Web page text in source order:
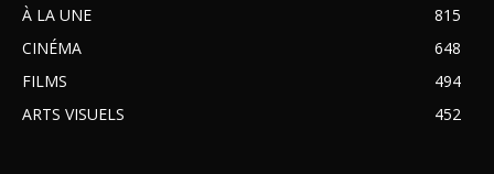
À LA UNE
815
CINÉMA
648
FILMS
494
ARTS VISUELS
452